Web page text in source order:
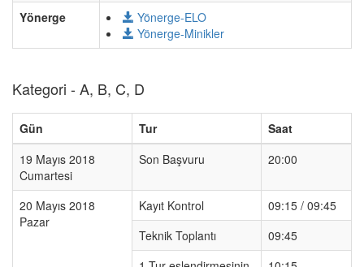
Yönerge
Yönerge-ELO
Yönerge-Minikler
Kategori - A, B, C, D
Gün Tur
Saat
19 Mayıs 2018
Cumartesi
Son Başvuru 20:00
20 Mayıs 2018
Pazar
Kayıt Kontrol
09:15 / 09:45
Teknik Toplantı
09:45